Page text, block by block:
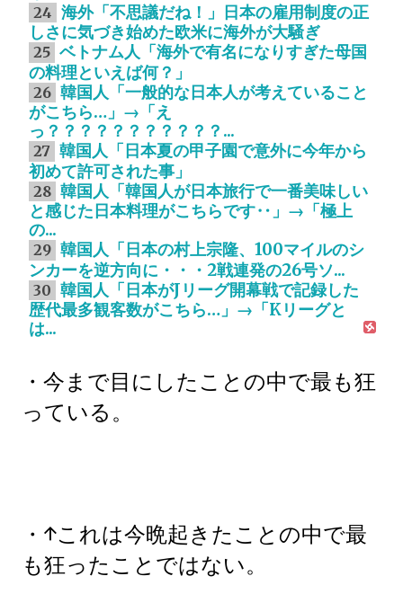
24 海外「不思議だね！」日本の雇用制度の正
しさに気づき始めた欧米に海外が大騒ぎ
25 ベトナム人「海外で有名になりすぎた母国
の料理といえば何？」
26 韓国人「一般的な日本人が考えていること
がこちら…」→「え
っ？？？？？？？？？？？...
27 韓国人「日本夏の甲子園で意外に今年から
初めて許可された事」
28 韓国人「韓国人が日本旅行で一番美味しい
と感じた日本料理がこちらです‥」→「極上
の...
29 韓国人「日本の村上宗隆、100マイルのシ
ンカーを逆方向に・・・2戦連発の26号ソ...
30 韓国人「日本がJリーグ開幕戦で記録した
歴代最多観客数がこちら…」→「Kリーグと
は...
・今まで目にしたことの中で最も狂
っている。
・↑これは今晩起きたことの中で最
も狂ったことではない。